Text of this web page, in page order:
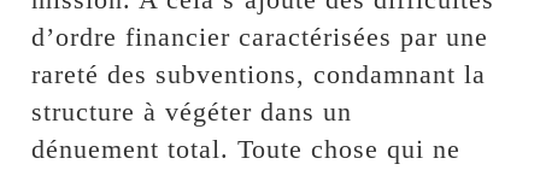
d’ordre financier caractérisées par une
rareté des subventions, condamnant la
structure à végéter dans un
dénuement total. Toute chose qui ne